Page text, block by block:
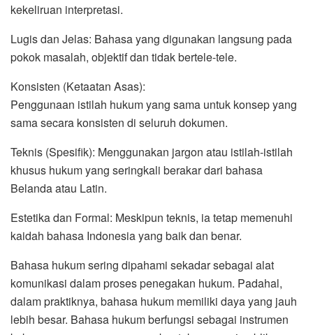
kekeliruan interpretasi.
Lugis dan Jelas: Bahasa yang digunakan langsung pada
pokok masalah, objektif dan tidak bertele-tele.
Konsisten (Ketaatan Asas):
Penggunaan istilah hukum yang sama untuk konsep yang
sama secara konsisten di seluruh dokumen.
Teknis (Spesifik): Menggunakan jargon atau istilah-istilah
khusus hukum yang seringkali berakar dari bahasa
Belanda atau Latin.
Estetika dan Formal: Meskipun teknis, ia tetap memenuhi
kaidah bahasa Indonesia yang baik dan benar.
Bahasa hukum sering dipahami sekadar sebagai alat
komunikasi dalam proses penegakan hukum. Padahal,
dalam praktiknya, bahasa hukum memiliki daya yang jauh
lebih besar. Bahasa hukum berfungsi sebagai instrumen